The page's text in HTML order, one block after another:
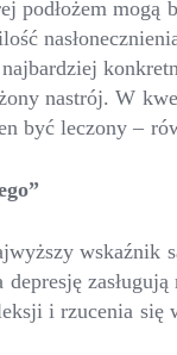
podłożem mogą
nastrój. W
być leczony –
i rzucenia się